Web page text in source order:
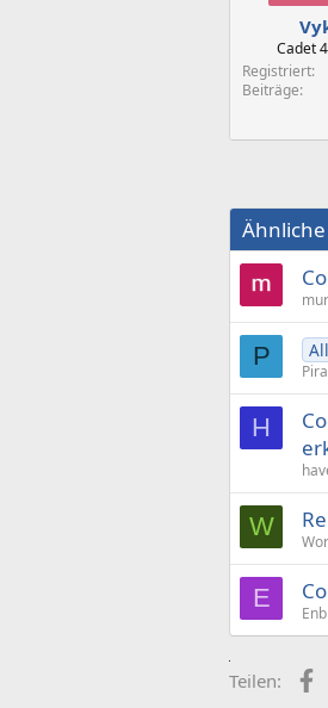
Cadet
Registriert
Beiträge
P
H
W
E
Teilen: